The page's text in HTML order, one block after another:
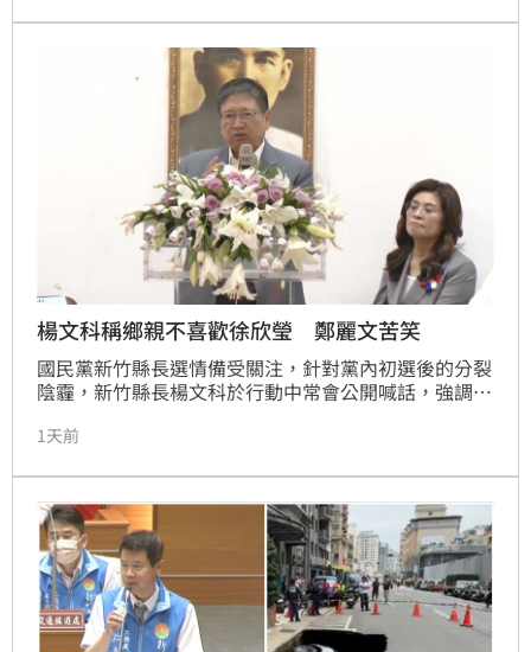
者的痛恨，一方面力挺徐欣瑩，強調團結的重要性。然
而，地方基層對於整合持保留態度，徐瑜新受訪時直
言，單靠中常會召開無法撫平傷痕，黨中央必須與陳見
賢進行實質對話，才
楊文科稱鄉親不喜歡徐欣瑩 鄭麗文苦笑
國民黨新竹縣長選情備受關注，針對黨內初選後的分裂
陰霾，新竹縣長楊文科於行動中常會公開喊話，強調團
1天前